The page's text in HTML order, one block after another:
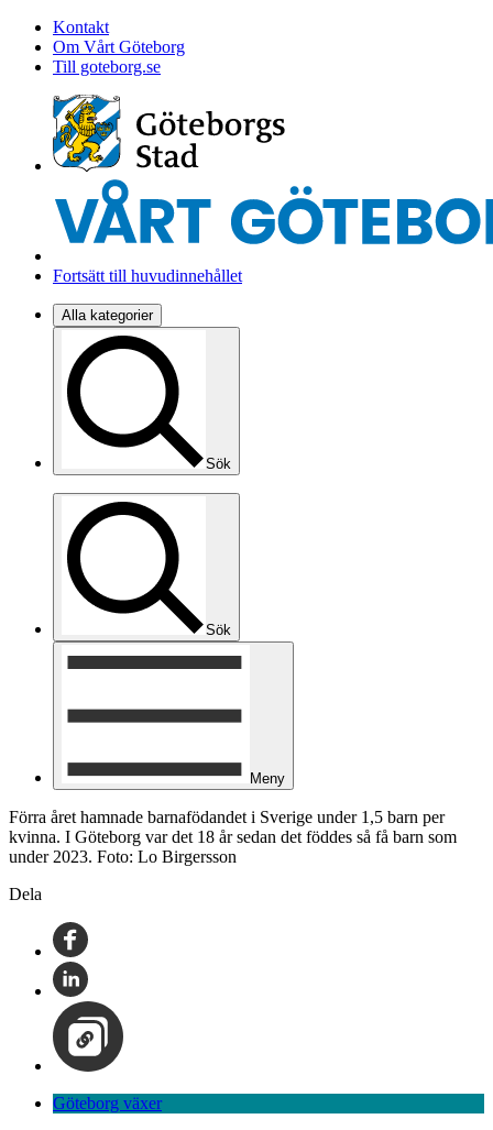
Kontakt
Om Vårt Göteborg
Till goteborg.se
Fortsätt till huvudinnehållet
Alla kategorier
Sök
Sök
Meny
Förra året hamnade barnafödandet i Sverige under 1,5 barn per
kvinna. I Göteborg var det 18 år sedan det föddes så få barn som
under 2023. Foto: Lo Birgersson
Dela
Göteborg växer